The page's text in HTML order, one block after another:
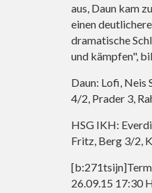
aus, Daun kam
einen
dramatische
und kämpfen",
Daun: Lofi, Neis
4/2, Prader 3,
HSG IKH:
Fritz, Berg 3/2,
26.09.15 17:30